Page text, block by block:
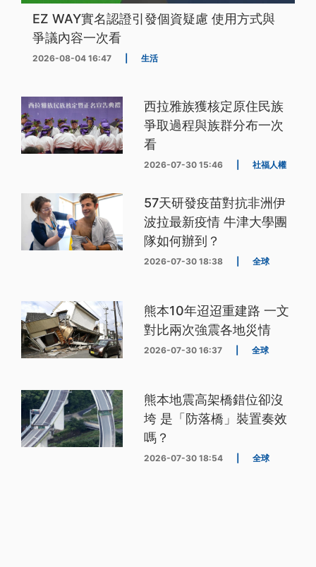
EZ WAY實名認證引發個資疑慮 使用方式與
爭議內容一次看
2026-08-04 16:47 生活
西拉雅族獲核定原住民族
爭取過程與族群分布一次
看
2026-07-30 15:46 社福人權
57天研發疫苗對抗非洲伊
波拉最新疫情 牛津大學團
隊如何辦到？
2026-07-30 18:38 全球
熊本10年迢迢重建路 一文
對比兩次強震各地災情
2026-07-30 16:37 全球
熊本地震高架橋錯位卻沒
垮 是「防落橋」裝置奏效
嗎？
2026-07-30 18:54 全球